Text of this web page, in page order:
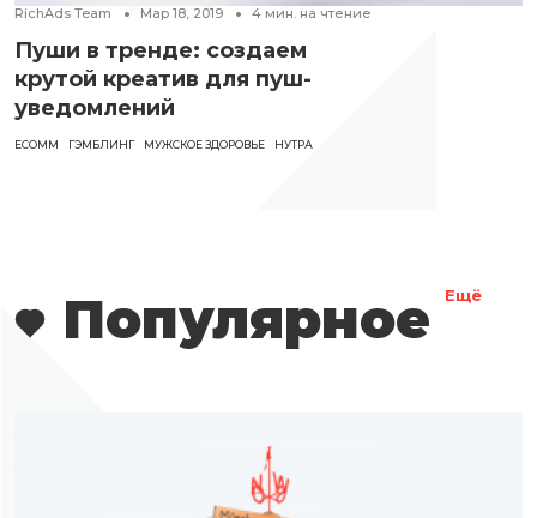
RichAds Team Мар 18, 2019 4 мин. на чтение
Пуши в тренде: создаем
крутой креатив для пуш-
уведомлений
ECOMM ГЭМБЛИНГ МУЖСКОЕ ЗДОРОВЬЕ НУТРА
Популярное Ещё